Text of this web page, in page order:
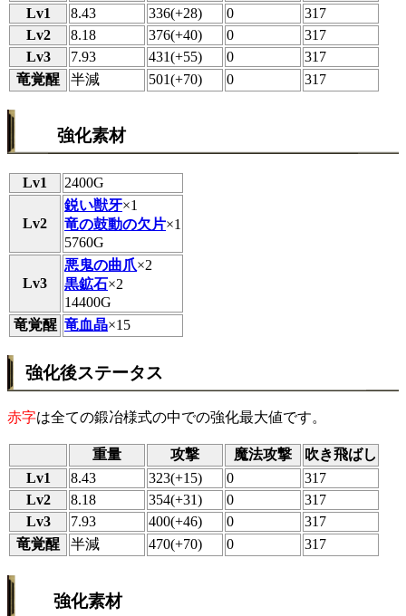
Lv1
8.43 336(+28) 0
317
Lv2
8.18 376(+40) 0
317
Lv3
7.93 431(+55) 0
317
竜覚醒
半減 501(+70) 0 317
強化素材
Lv1 2400G
Lv2
鋭い獣牙×1
竜の鼓動の欠片×1
5760G
Lv3
悪鬼の曲爪×2
黒鉱石×2
14400G
竜覚醒 竜血晶×15
強化後ステータス
赤字は全ての鍛冶様式の中での強化最大値です。
重量 攻撃 魔法攻撃
吹き飛ばし
Lv1
8.43 323(+15) 0
317
Lv2
8.18 354(+31) 0
317
Lv3
7.93 400(+46) 0
317
竜覚醒
半減 470(+70) 0 317
強化素材